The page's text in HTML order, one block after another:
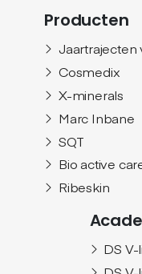
Producten
Jaartrajecten
Cosmedix
X-minerals
Marc Inbane
SQT
Bio active
Ribeskin
DS